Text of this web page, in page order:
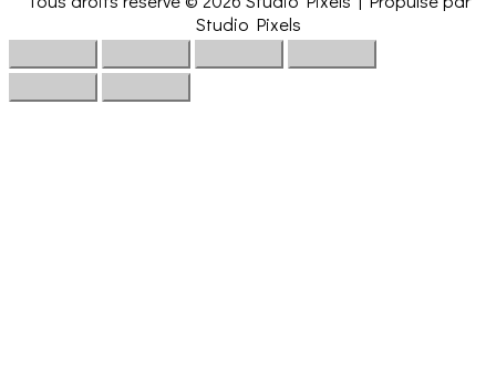
Studio Pixels